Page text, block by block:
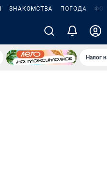
ЗНАКОМСТВА ПОГОДА
Налог